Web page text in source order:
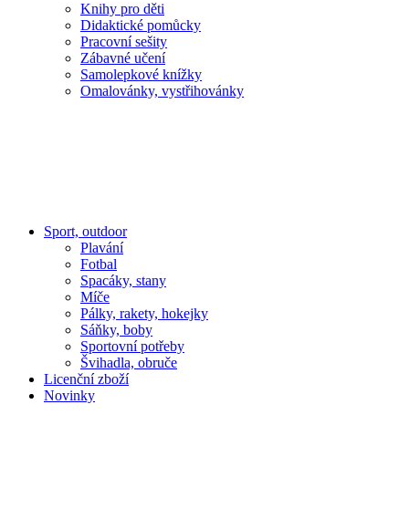
Knihy pro děti
Didaktické pomůcky
Pracovní sešity
Zábavné učení
Samolepkové knížky
Omalovánky, vystřihovánky
Sport, outdoor
Plavání
Fotbal
Spacáky, stany
Míče
Pálky, rakety, hokejky
Sáňky, boby
Sportovní potřeby
Švihadla, obruče
Licenční zboží
Novinky